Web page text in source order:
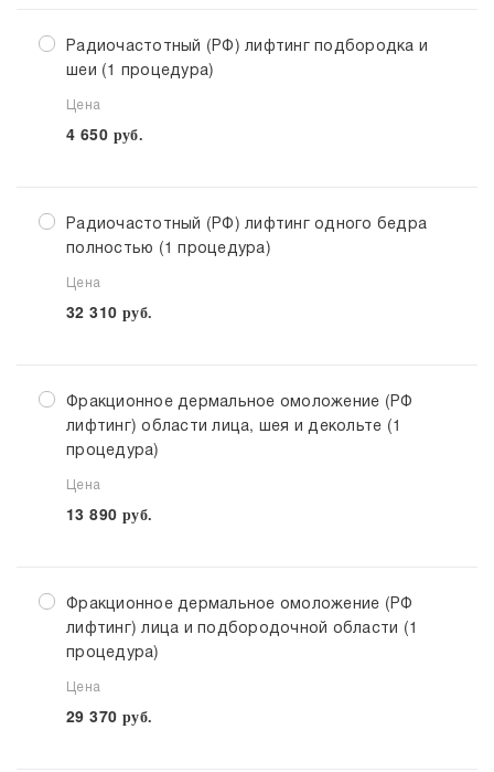
Радиочастотный (РФ) лифтинг подбородка и
шеи (1 процедура)
Цена
4 650 руб.
Радиочастотный (РФ) лифтинг одного бедра
полностью (1 процедура)
Цена
32 310 руб.
Фракционное дермальное омоложение (РФ
лифтинг) области лица, шея и декольте (1
процедура)
Цена
13 890 руб.
Фракционное дермальное омоложение (РФ
лифтинг) лица и подбородочной области (1
процедура)
Цена
29 370 руб.